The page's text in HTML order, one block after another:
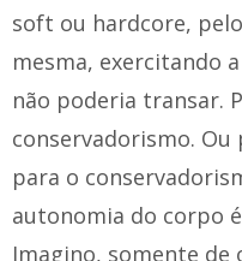
soft ou hardcore,
mesma, exercitando
não poderia transar.
conservadorismo.
para o
autonomia do corpo
Imagino, somente de